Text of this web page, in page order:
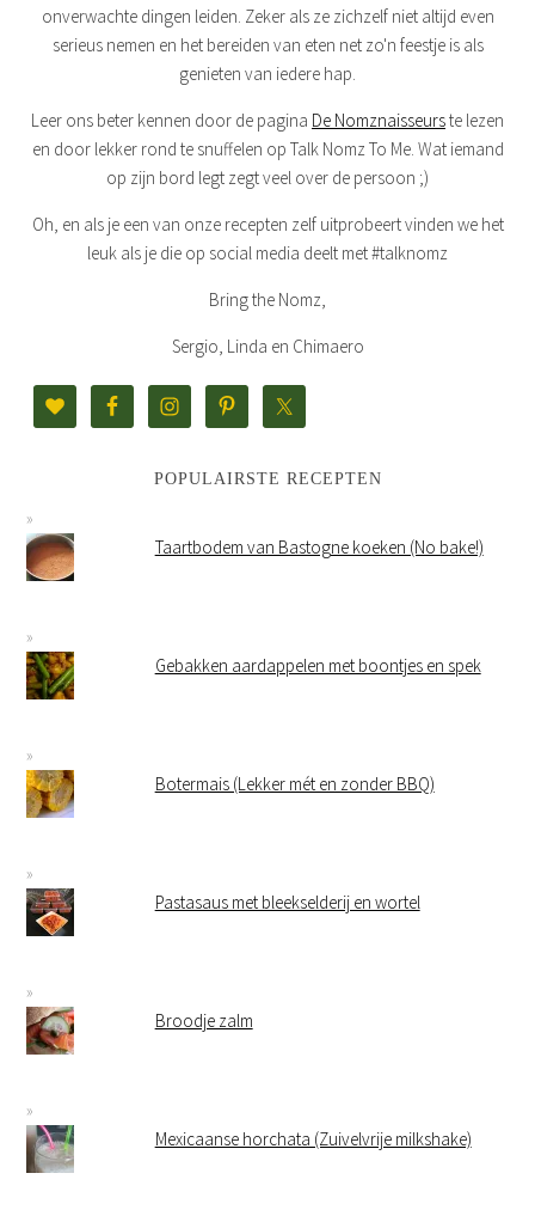
onverwachte dingen leiden. Zeker als ze zichzelf niet altijd even
serieus nemen en het bereiden van eten net zo'n feestje is als
genieten van iedere hap.
Leer ons beter kennen door de pagina De Nomznaisseurste lezen
en door lekker rond te snuffelen op Talk Nomz To Me. Wat iemand
op zijn bord legt zegt veel over de persoon ;)
Oh, en als je een van onze recepten zelf uitprobeert vinden we het
leuk als je die op social media deelt met #talknomz
Bring the Nomz,
Sergio, Linda en Chimaero
POPULAIRSTE RECEPTEN
Taartbodem van Bastogne koeken (No bake!)
Gebakken aardappelen met boontjes en spek
Botermais (Lekker mét en zonder BBQ)
Pastasaus met bleekselderij en wortel
Broodje zalm
Mexicaanse horchata (Zuivelvrije milkshake)